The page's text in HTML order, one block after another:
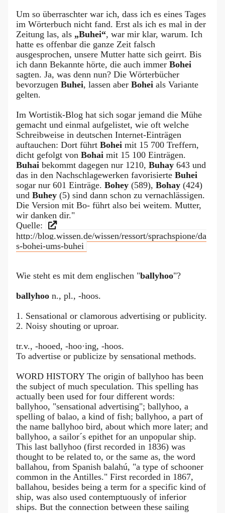
Um so überraschter war ich, dass ich es eines Tages
im Wörterbuch nicht fand. Erst als ich es mal in der
Zeitung las, als „Buhei“, war mir klar, warum. Ich
hatte es offenbar die ganze Zeit falsch
ausgesprochen, unsere Mutter hatte sich geirrt. Bis
ich dann Bekannte hörte, die auch immer Bohei
sagten. Ja, was denn nun? Die Wörterbücher
bevorzugen Buhei, lassen aber Bohei als Variante
gelten.
Im Wortistik-Blog hat sich sogar jemand die Mühe
gemacht und einmal aufgelistet, wie oft welche
Schreibweise in deutschen Internet-Einträgen
auftauchen: Dort führt Bohei mit 15 700 Treffern,
dicht gefolgt von Bohai mit 15 100 Einträgen.
Buhai bekommt dagegen nur 1210, Buhay 643 und
das in den Nachschlagewerken favorisierte Buhei
sogar nur 601 Einträge. Bohey (589), Bohay (424)
und Buhey (5) sind dann schon zu vernachlässigen.
Die Version mit Bo- führt also bei weitem. Mutter,
wir danken dir."
Quelle:
http://blog.wissen.de/wissen/ressort/sprachspione/da
s-bohei-ums-buhei
Wie steht es mit dem englischen "ballyhoo"?
ballyhoo n., pl., -hoos.
1. Sensational or clamorous advertising or publicity.
2. Noisy shouting or uproar.
tr.v., -hooed, -hoo·ing, -hoos.
To advertise or publicize by sensational methods.
WORD HISTORY The origin of ballyhoo has been
the subject of much speculation. This spelling has
actually been used for four different words:
ballyhoo, "sensational advertising"; ballyhoo, a
spelling of balao, a kind of fish; ballyhoo, a part of
the name ballyhoo bird, about which more later; and
ballyhoo, a sailor´s epithet for an unpopular ship.
This last ballyhoo (first recorded in 1836) was
thought to be related to, or the same as, the word
ballahou, from Spanish balahú, "a type of schooner
common in the Antilles." First recorded in 1867,
ballahou, besides being a term for a specific kind of
ship, was also used contemptuously of inferior
ships. But the connection between these sailing